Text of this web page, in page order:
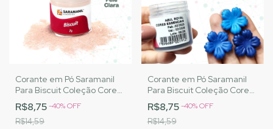
Corante em Pó Saramanil
Para Biscuit Coleção Cores
Básicas - Pele Clara
R$8,75-40%OFF
R$14,59
Corante em Pó Saramanil
Para Biscuit Coleção Cores
Essenciais - Azul Royal
R$8,75-40%OFF
R$14,59